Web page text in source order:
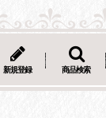
新規登録 商品検索